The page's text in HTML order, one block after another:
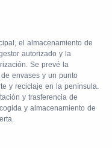
el almacenamiento de
autorizado y la
Se prevé la
envases y un punto
y reciclaje en la península.
y trasferencia de
y almacenamiento de